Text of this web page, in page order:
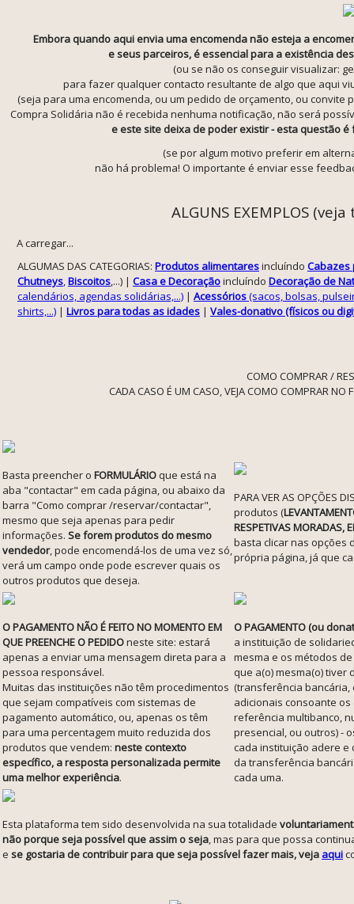
Embora quando aqui envia uma encomenda não esteja a
e seus parceiros, é essencial para a existência
(ou se não os conseguir visualizar:
para fazer qualquer contacto resultante de algo que aqui
(seja para uma encomenda, ou um pedido de orçamento, ou
Compra Solidária não é recebida nenhuma notificação, não será
e este site deixa de poder existir - esta questão
(se por algum motivo preferir em
não há problema! O importante é enviar esse
ALGUNS EXEMPLOS
A carregar...
ALGUMAS DAS CATEGORIAS: Produtos alimentaresincluíndo Cabazes
Chutneys,Biscoitos,...) | Casa e Decoraçãoincluíndo Decoração de
calendários, agendas solidárias,...) | Acessórios(sacos, bolsas,
shirts,...) | Livros para todas as idades | Vales-donativo (físicos ou
COMO COMPRAR /
CADA CASO É UM CASO, VEJA COMO COMPRAR
Basta preencher o FORMULÁRIOque está na
aba "contactar" em cada página, ou abaixo da
barra "Como comprar /reservar/contactar",
mesmo que seja apenas para pedir
informações. Se forem produtos do mesmo
vendedor, pode encomendá-los de uma vez só,
verá um campo onde pode escrever quais os
outros produtos que deseja.
PARA VER AS OPÇÕES
produtos (
RESPETIVAS MORADAS,
basta clicar nas opções
própria página, já que
O PAGAMENTO NÃO É FEITO NO MOMENTO EM
QUE PREENCHE O PEDIDOneste site: estará
apenas a enviar uma mensagem direta para a
pessoa responsável.
Muitas das instituições não têm procedimentos
que sejam compatíveis com sistemas de
pagamento automático, ou, apenas os têm
para uma percentagem muito reduzida dos
produtos que vendem: neste contexto
específico, a resposta personalizada permite
uma melhor experiência.
O PAGAMENTO (ou
a instituição de
mesma e os métodos
que a(o) mesma(o) tiver
(transferência bancária,
adicionais consoante os
referência multibanco,
presencial, ou outros) -
cada instituição adere
da transferência
cada uma.
Esta plataforma tem sido desenvolvida na sua totalidade
não porque seja possível que assim o seja, mas para que possa
e se gostaria de contribuir para que seja possível fazer mais, veja aqui